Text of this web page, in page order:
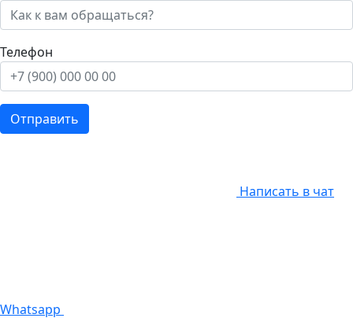
Телефон
Отправить
Написать в чат
Whatsapp